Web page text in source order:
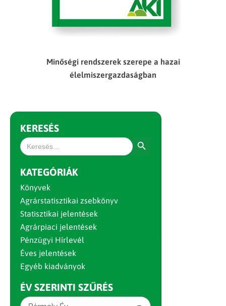
Minőségi rendszerek szerepe a hazai
élelmiszergazdaságban
KERESÉS
Search
for:
KATEGÓRIÁK
Könyvek
Agrárstatisztikai zsebkönyv
Statisztikai jelentések
Agrárpiaci jelentések
Pénzügyi Hírlevél
Éves jelentések
Egyéb kiadványok
ÉV SZERINTI SZŰRÉS